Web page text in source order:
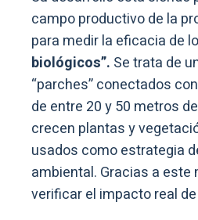
campo productivo de la
para medir la eficacia de
biológicos”. Se trata de
“parches” conectados
de entre 20 y 50 metros
crecen plantas y
usados como estrategia
ambiental. Gracias a este
verificar el impacto real